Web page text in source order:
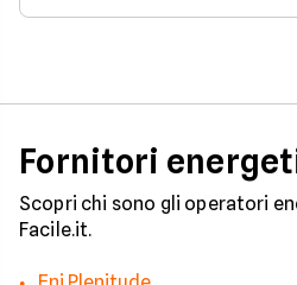
edilizia libera.
Fornitori
Scopri chi sono gli operatori
Facile.it.